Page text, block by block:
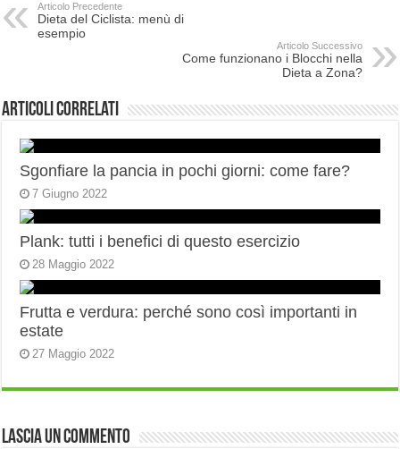
Articolo Precedente
Dieta del Ciclista: menù di
esempio
Articolo Successivo
Come funzionano i Blocchi nella
Dieta a Zona?
Articoli correlati
Sgonfiare la pancia in pochi giorni: come fare?
7 Giugno 2022
Plank: tutti i benefici di questo esercizio
28 Maggio 2022
Frutta e verdura: perché sono così importanti in
estate
27 Maggio 2022
Lascia un commento